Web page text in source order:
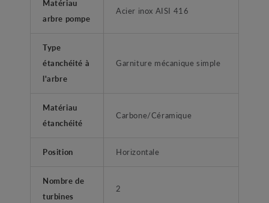
Matériau
arbre pompe
Acier inox AISI 416
Type
étanchéité à
l'arbre
Garniture mécanique simple
Matériau
étanchéité
Carbone/Céramique
Position Horizontale
Nombre de
turbines
2